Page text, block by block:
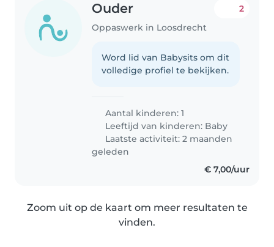
Ouder
Oppaswerk in Loosdrecht
2
Word lid van Babysits om dit
volledige profiel te bekijken.
Aantal kinderen: 1
Leeftijd van kinderen: Baby
Laatste activiteit: 2 maanden
geleden
€ 7,00/uur
Zoom uit op de kaart om meer resultaten te
vinden.